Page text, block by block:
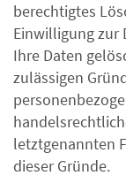
berechtigtes
Einwilligung zur
Ihre Daten
zulässigen
letztgenannten
dieser Gründe.